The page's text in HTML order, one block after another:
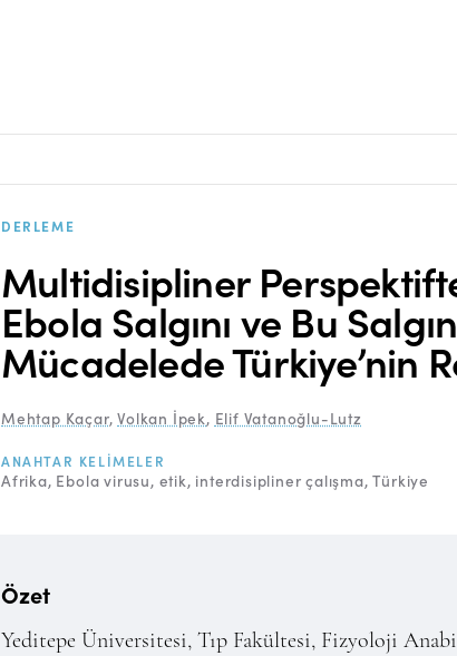
DERLEME
Multidisipliner
Ebola Salgını ve Bu
Mücadelede Türkiye’nin
Mehtap Kaçar,Volkan İpek, Elif Vatanoğlu-Lutz
ANAHTAR KELIMELER
Afrika Ebola virusu etik interdisipliner çalışma Türkiye
Özet
Yeditepe Üniversitesi, Tıp Fakültesi, Fizyoloji